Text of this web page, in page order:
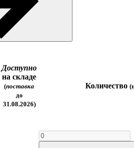
Доступно
на складе
(поставка
до
31.08.2026)
Количество